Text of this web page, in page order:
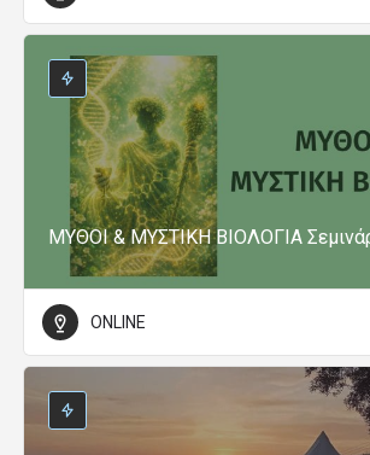
ΜΥΘΟΙ & ΜΥΣΤΙΚΗ ΒΙΟΛΟΓΙΑ
ONLINE